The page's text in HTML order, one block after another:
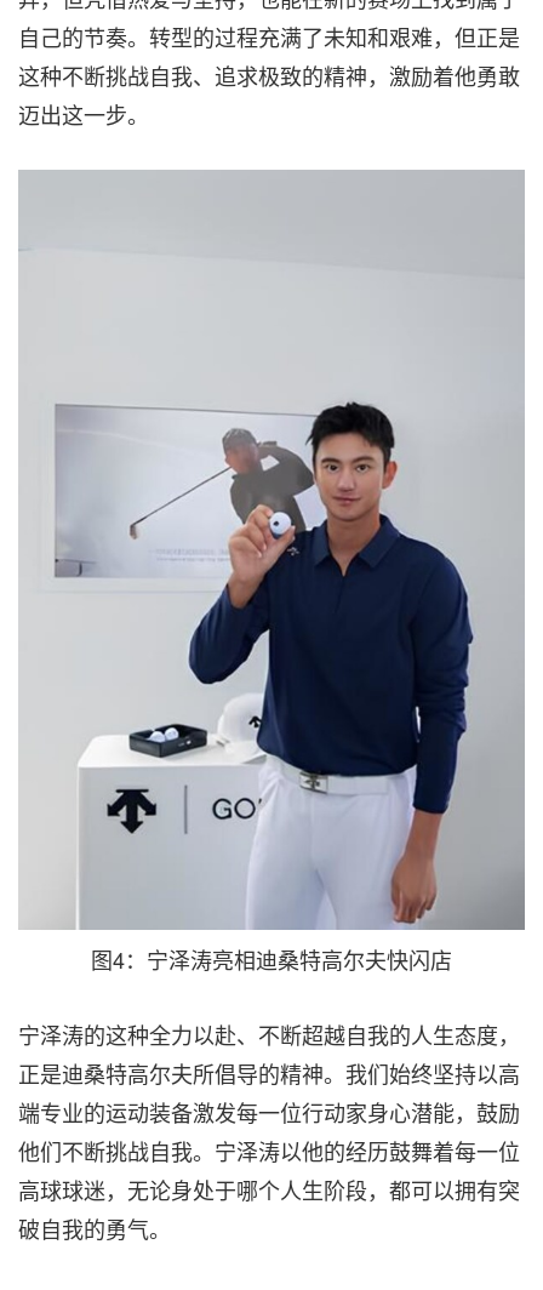
自己的节奏。转型的过程充满了未知和艰难，但正是
这种不断挑战自我、追求极致的精神，激励着他勇敢
迈出这一步。
图4：宁泽涛亮相迪桑特高尔夫快闪店
宁泽涛的这种全力以赴、不断超越自我的人生态度，
正是迪桑特高尔夫所倡导的精神。我们始终坚持以高
端专业的运动装备激发每一位行动家身心潜能，鼓励
他们不断挑战自我。宁泽涛以他的经历鼓舞着每一位
高球球迷，无论身处于哪个人生阶段，都可以拥有突
破自我的勇气。